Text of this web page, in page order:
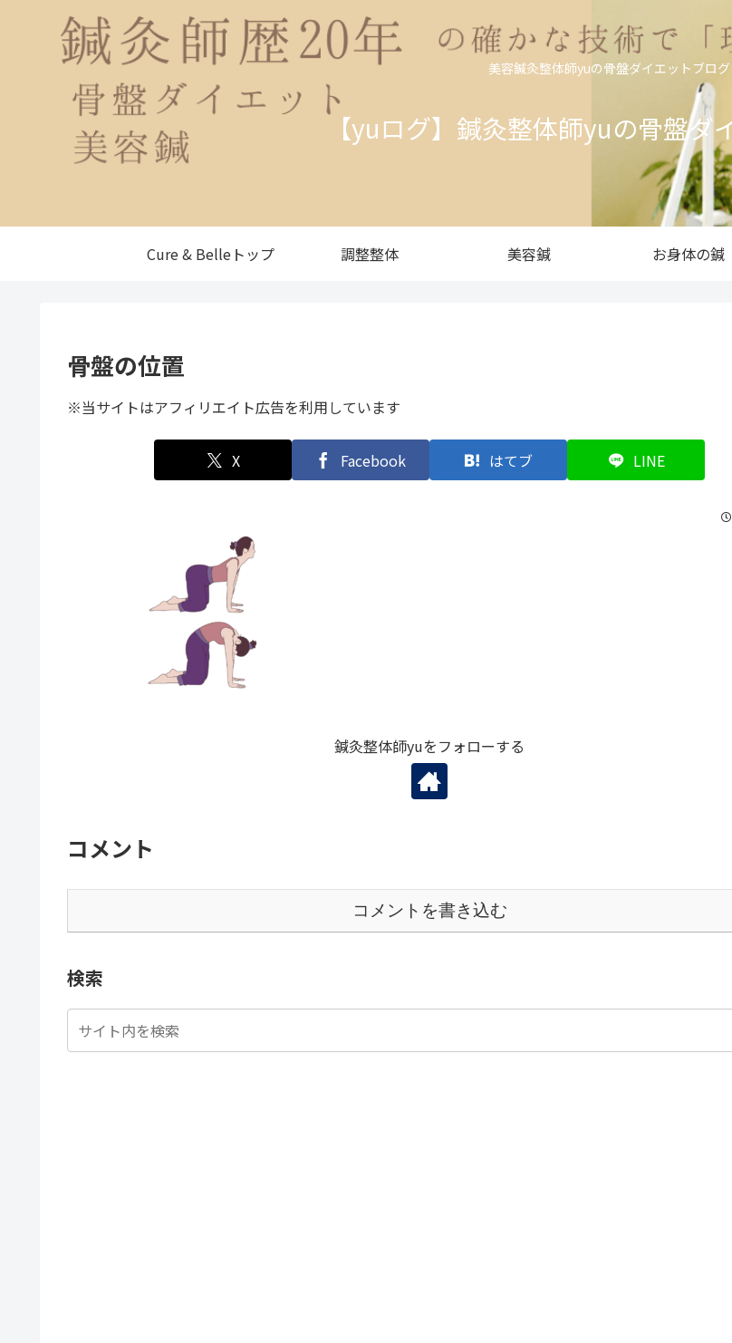
美容鍼灸整体師yuの骨盤ダイエットブログ
【yuログ】鍼灸整体師yuの骨盤ダ
Cure & Belleトップ 調整整体 美容鍼 お身体の鍼
骨盤の位置
※当サイトはアフィリエイト広告を利用しています
X Facebook はてブ LINE
鍼灸整体師yuをフォローする
コメント
コメントを書き込む
検索